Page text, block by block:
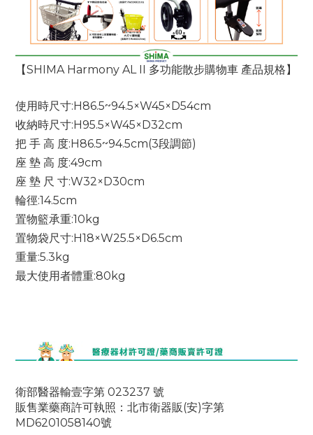
【SHIMA Harmony AL II 多功能散步購物車 產品規格】
使用時尺寸:H86.5~94.5×W45×D54cm
收納時尺寸:H95.5×W45×D32cm
把 手 高 度:H86.5~94.5cm(3段調節)
座 墊 高 度:49cm
座 墊 尺 寸:W32×D30cm
輪徑:14.5cm
置物籃承重:10kg
置物袋尺寸:H18×W25.5×D6.5cm
重量:5.3kg
最大使用者體重:80kg
衛部醫器輸壹字第 023237 號
販售業藥商許可執照：北市衛器販(安)字第
MD6201058140號